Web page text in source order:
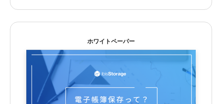
ホワイトペーパー